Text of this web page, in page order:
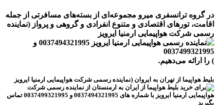
در گروه ترانسفری میرو مجموعه‌ای از بسته‌های مسافرتی از جمله
اقامت، تورهای اقتصادی و متنوع انفرادی و گروهی و پرواز (نماینده
رسمی شرکت هواپیمایی ارمنیا ایرویز
) را ارائه می‌دهیم.
بلیط هواپیما از تهران به ایروان (نماینده رسمی شرکت هواپیمایی ارمنیا ایرویز